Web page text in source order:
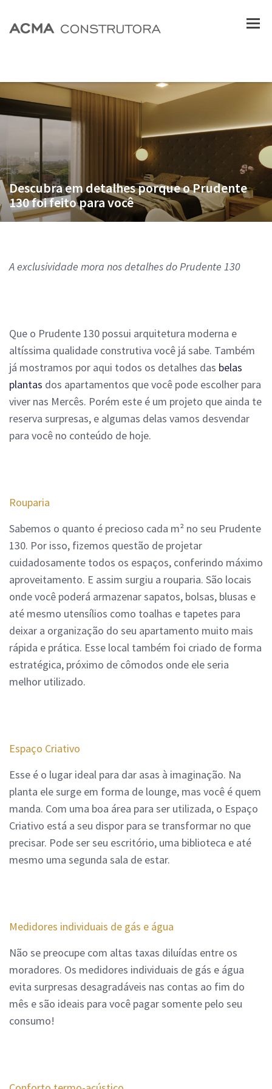
Descubra em detalhes porque o Prudente
130 foi feito para você
A exclusividade mora nos detalhes do Prudente 130
Que o Prudente 130 possui arquitetura moderna e
altíssima qualidade construtiva você já sabe. Também
já mostramos por aqui todos os detalhes das belas
plantas dos apartamentos que você pode escolher para
viver nas Mercês. Porém este é um projeto que ainda te
reserva surpresas, e algumas delas vamos desvendar
para você no conteúdo de hoje.
Rouparia
Sabemos o quanto é precioso cada m² no seu Prudente
130. Por isso, fizemos questão de projetar
cuidadosamente todos os espaços, conferindo máximo
aproveitamento. E assim surgiu a rouparia. São locais
onde você poderá armazenar sapatos, bolsas, blusas e
até mesmo utensílios como toalhas e tapetes para
deixar a organização do seu apartamento muito mais
rápida e prática. Esse local também foi criado de forma
estratégica, próximo de cômodos onde ele seria
melhor utilizado.
Espaço Criativo
Esse é o lugar ideal para dar asas à imaginação. Na
planta ele surge em forma de lounge, mas você é quem
manda. Com uma boa área para ser utilizada, o Espaço
Criativo está a seu dispor para se transformar no que
precisar. Pode ser seu escritório, uma biblioteca e até
mesmo uma segunda sala de estar.
Medidores individuais de gás e água
Não se preocupe com altas taxas diluídas entre os
moradores. Os medidores individuais de gás e água
evita surpresas desagradáveis nas contas ao fim do
mês e são ideais para você pagar somente pelo seu
consumo!